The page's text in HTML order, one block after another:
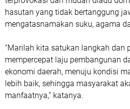
hasutan yang tidak bertanggung
mengatasnamakan suku, agama
“Marilah kita satukan langkah dan
mempercepat laju pembangunan
ekonomi daerah, menuju kondisi
lebih baik, sehingga masyarakat
manfaatnya,” katanya.